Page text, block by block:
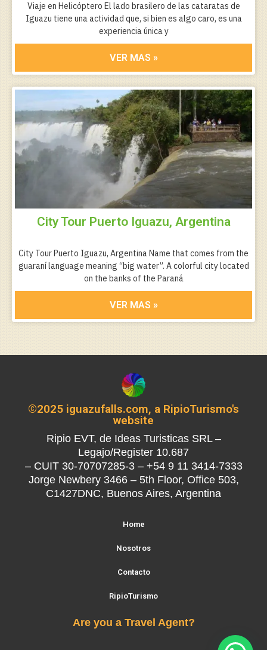
Viaje en Helicóptero El lado brasilero de las cataratas de
Iguazu tiene una actividad que, si bien es algo caro, es una
experiencia única y
VER MAS »
City Tour Puerto Iguazu, Argentina
City Tour Puerto Iguazu, Argentina Name that comes from the
guaraní language meaning “big water”. A colorful city located
on the banks of the Paraná
VER MAS »
©2025 iguazufalls.com, a RipioTurismo's
website
Ripio EVT, de Ideas Turisticas SRL –
Legajo/Register 10.687
– CUIT 30-70707285-3 – +54 9 11 3414-7333
Jorge Newbery 3466 – 5th Floor, Office 503,
C1427DNC, Buenos Aires, Argentina
Home
Nosotros
Contacto
RipioTurismo
Are you a Travel Agent?